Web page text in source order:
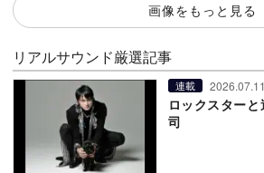
画像をもっと見る
リアルサウンド厳選記事
連載 2026.07.11
ロックスター
司